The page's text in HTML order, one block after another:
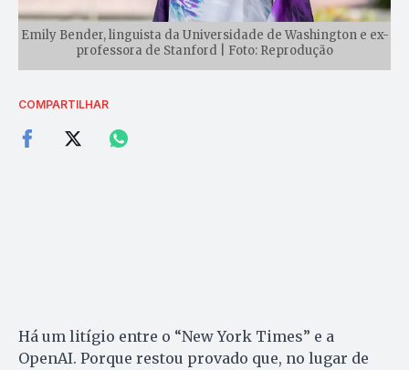
Emily Bender, linguista da Universidade de Washington e ex-
professora de Stanford | Foto: Reprodução
COMPARTILHAR
Há um litígio entre o “New York Times” e a
OpenAI. Porque restou provado que, no lugar de